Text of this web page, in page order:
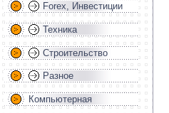
Forex, Инвестиции
Техника
Строительство
Разное
Компьютерная